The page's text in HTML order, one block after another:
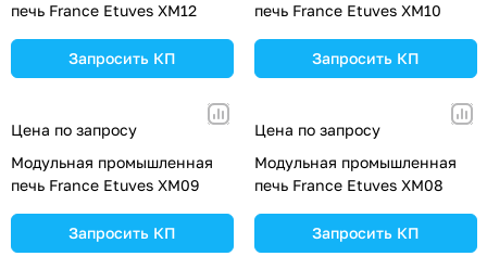
печь France Etuves XM12
Запросить КП
печь France Etuves XM10
Запросить КП
Цена по запросу
Модульная промышленная
печь France Etuves XM09
Запросить КП
Цена по запросу
Модульная промышленная
печь France Etuves XM08
Запросить КП